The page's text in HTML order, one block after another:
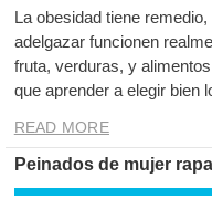
La obesidad tiene
adelgazar funcionen
fruta, verduras, y
que aprender a elegir bien
READ MORE
Peinados de mujer